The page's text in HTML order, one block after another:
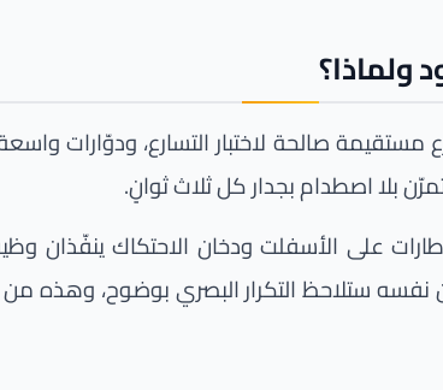
ولماذا؟
مستقيمة صالحة لاختبار التسارع، ودوّارات
بلا اصطدام بجدار كل ثلاث ثوانٍ.
على الأسفلت ودخان الاحتكاك ينفّذان
نفسه ستلاحظ التكرار البصري بوضوح، وهذه